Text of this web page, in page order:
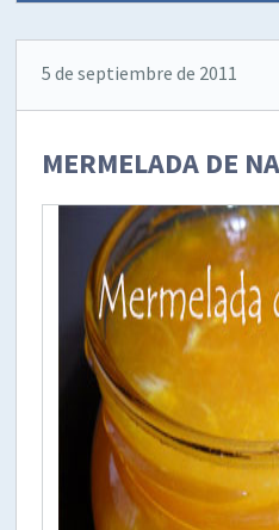
5 de septiembre de 2011
MERMELADA DE